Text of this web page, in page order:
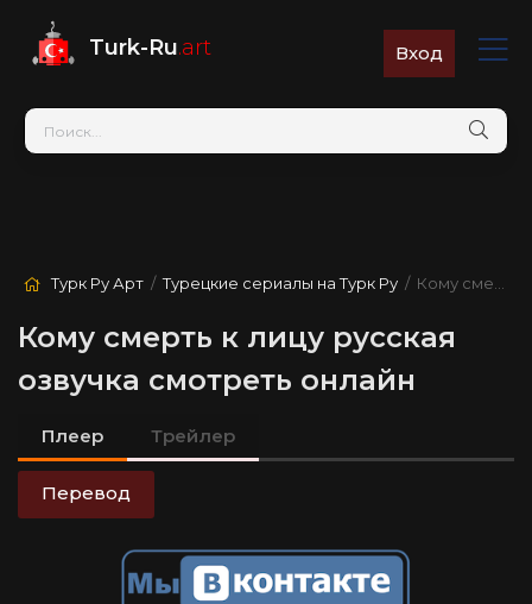
Turk-Ru.art Вход
Турк Ру Арт /Турецкие сериалы на Турк Ру / Кому смерть к лицу
Кому смерть к лицу русская
озвучка смотреть онлайн
Плеер Трейлер
Перевод